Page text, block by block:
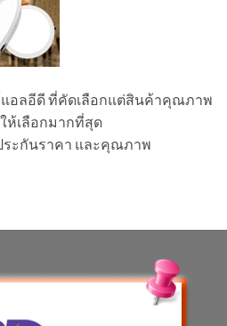
อลอีดี ที่คัดเลือกแต่สินค้าคุณภาพ
ห้เลือกมากที่สุด
ระกันราคา และคุณภาพ